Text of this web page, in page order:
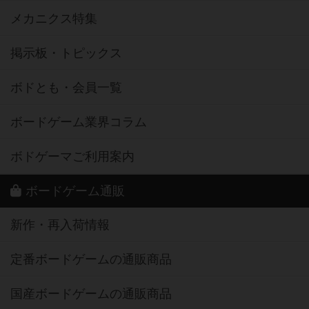
メカニクス特集
掲示板・トピックス
ボドとも・会員一覧
ボードゲーム業界コラム
ボドゲーマご利用案内
ボードゲーム通販
新作・再入荷情報
定番ボードゲームの通販商品
国産ボードゲームの通販商品